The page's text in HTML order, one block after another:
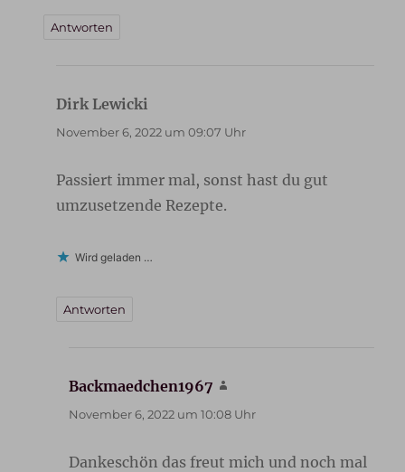
Antworten
Dirk Lewicki
November 6, 2022 um 09:07 Uhr
Passiert immer mal, sonst hast du gut
umzusetzende Rezepte.
Wird geladen …
Antworten
Backmaedchen1967
November 6, 2022 um 10:08 Uhr
Dankeschön das freut mich und noch mal